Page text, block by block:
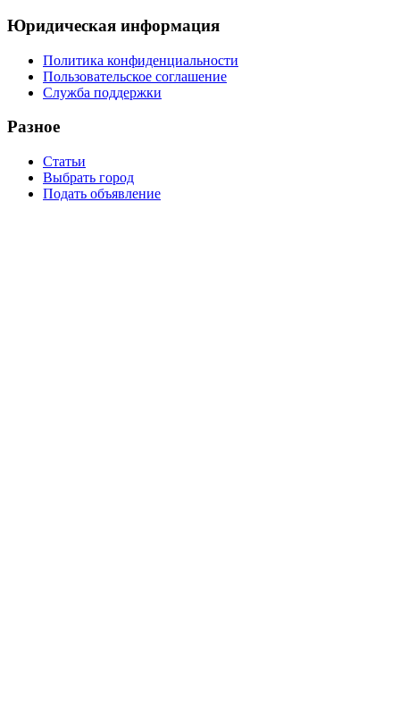
Юридическая информация
Политика конфиденциальности
Пользовательское соглашение
Служба поддержки
Разное
Статьи
Выбрать город
Подать объявление